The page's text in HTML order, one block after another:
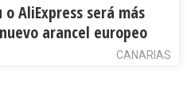
AliExpress será más
arancel europeo
CANARIAS